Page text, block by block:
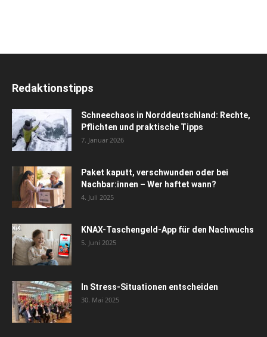
Redaktionstipps
Schneechaos in Norddeutschland: Rechte,
Pflichten und praktische Tipps
7. Januar 2026
Paket kaputt, verschwunden oder bei
Nachbar:innen – Wer haftet wann?
4. Juli 2025
KNAX-Taschengeld-App für den Nachwuchs
5. Juni 2025
In Stress-Situationen entscheiden
30. Mai 2025